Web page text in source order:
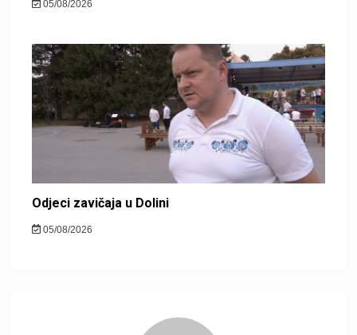
05/08/2026
Odjeci zavičaja u Dolini
05/08/2026